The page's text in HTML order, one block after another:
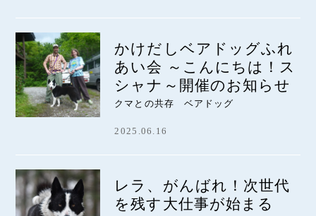
かけだしベアドッグふれ
あい会 ～こんにちは！ス
シャナ～開催のお知らせ
クマとの共存 ベアドッグ
2025.06.16
レラ、がんばれ！次世代
を残す大仕事が始まる